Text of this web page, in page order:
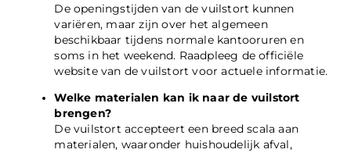
De openingstijden van de vuilstort kunnen
variëren, maar zijn over het algemeen
beschikbaar tijdens normale kantooruren en
soms in het weekend. Raadpleeg de officiële
website van de vuilstort voor actuele informatie.
Welke materialen kan ik naar de vuilstort
brengen?
De vuilstort accepteert een breed scala aan
materialen, waaronder huishoudelijk afval,